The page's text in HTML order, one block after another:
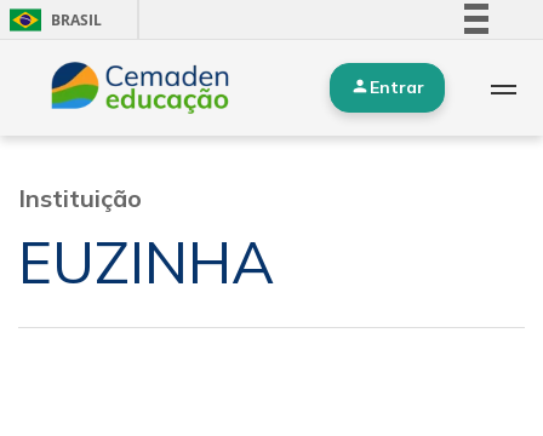
BRASIL
Simplifique!
Comunica BR
Entrar
Instituição
EUZINHA